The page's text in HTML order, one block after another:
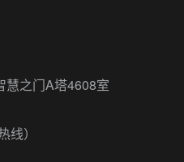
慧之门A塔4608室
线）